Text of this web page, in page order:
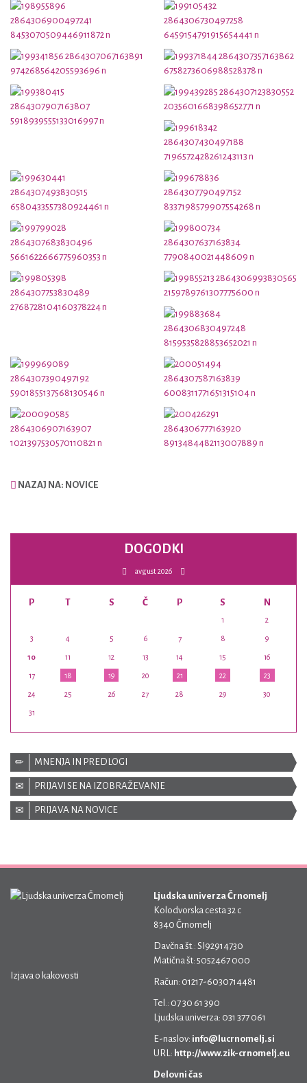
NAZAJ NA: NOVICE
DOGODKI
avgust 2026
P T S Č P S N
1 2
3 4 5 6 7 8 9
10 11 12 13 14 15 16
17 18 19 20 21 22 23
24 25 26 27 28 29 30
31
MNENJA IN PREDLOGI
PRIJAVI SE NA IZOBRAŽEVANJE
PRIJAVA NA NOVICE
Izjava o kakovosti
Ljudska univerza Črnomelj
Kolodvorska cesta 32 c
8340 Črnomelj
Davčna št.: SI92914730
Matična št: 5052467 000
Račun: 01217-6030714481
Tel.: 07 30 61 390
Ljudska univerza: 031 377 061
E-naslov: info@lucrnomelj.si
URL: http://www.zik-crnomelj.eu
Delovni čas